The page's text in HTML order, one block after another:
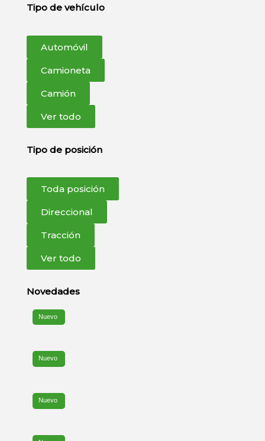
Tipo de vehículo
Automóvil
Camioneta
Camión
Ver todo
Tipo de posición
Toda posición
Direccional
Tracción
Ver todo
Novedades
Nuevo
Nuevo
Nuevo